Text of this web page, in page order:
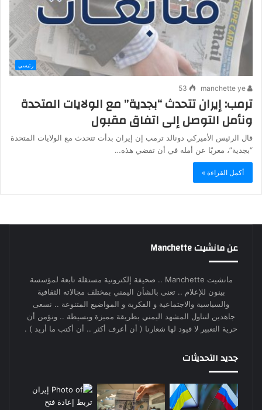
رئيسي
53
ترمب: إيران تتحدث “بجدية” مع الولايات المتحدة
ونأمل التوصل إلى اتفاق مقبول
قال الرئيس الأميركي دونالد ترمب إن إيران بدأت تتحدث مع الولايات المتحدة
“بجدية”، معربًا عن أمله في أن تفضي هذه…
أكمل القراءة »
عن مانشيت Manchette
مانشيت Manchette .. صحيفة إلكترونية مستقلة تابعة لمؤسسة
بينون للإعلام .. تعنى بالشأن اليمني بمختلف مجالاته الثقافية
والسياسية والاجتماعية و الفكرية و المواضيع المتنوعة .. نسعى
جاهدين لتناول المشهد اليمني بطريقة مميزة وبسيطة .. ونؤمن أن
حرية التعبير لا قيود لها شعارنا ( أن أعرف أكثر .. أن أكتب ما أريد ) .
جديد التحديثات